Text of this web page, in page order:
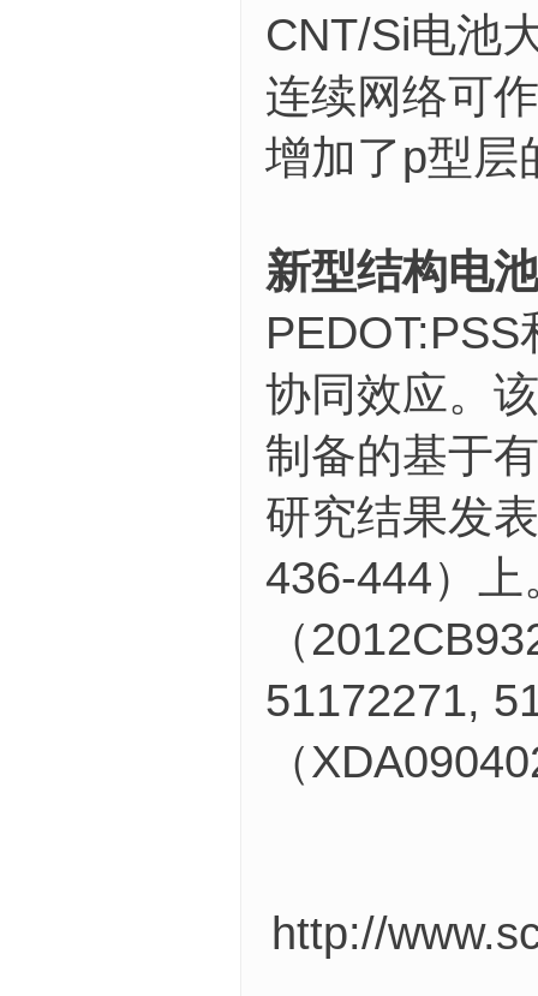
CNT/Si电池
连续网络可
增加了p型层
新型结构电
协同效应。
制备的基于
研究结果发
436-444）
（
51172271,
（
http://